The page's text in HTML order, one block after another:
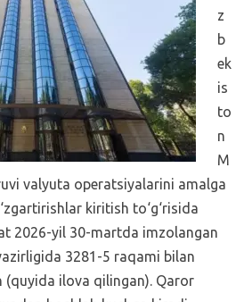
z
b
ek
is
to
n
M
valyuta operatsiyalarini amalga
kiritish to‘g‘risida
2026-yil 30-martda imzolangan
3281-5 raqami bilan
(quyida ilova qilingan). Qaror